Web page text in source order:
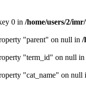
0 in /home/users/2/
"parent" on null in /
"term_id" on null in
"cat_name" on null